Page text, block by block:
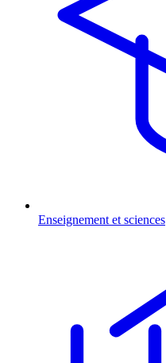
Enseignement et sciences